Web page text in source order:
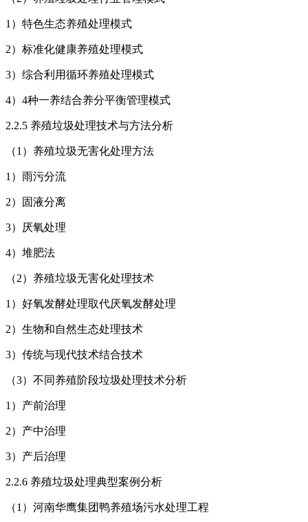
1）特色生态养殖处理模式
2）标准化健康养殖处理模式
3）综合利用循环养殖处理模式
4）4种一养结合养分平衡管理模式
2.2.5 养殖垃圾处理技术与方法分析
（1）养殖垃圾无害化处理方法
1）雨污分流
2）固液分离
3）厌氧处理
4）堆肥法
（2）养殖垃圾无害化处理技术
1）好氧发酵处理取代厌氧发酵处理
2）生物和自然生态处理技术
3）传统与现代技术结合技术
（3）不同养殖阶段垃圾处理技术分析
1）产前治理
2）产中治理
3）产后治理
2.2.6 养殖垃圾处理典型案例分析
（1）河南华鹰集团鸭养殖场污水处理工程